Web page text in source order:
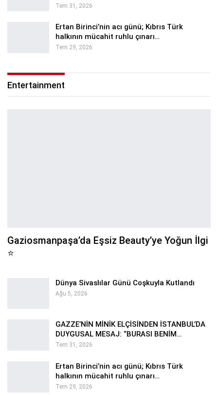
Tem 31, 2026
Ertan Birinci’nin acı günü; Kıbrıs Türk
halkının mücahit ruhlu çınarı…
Tem 29, 2026
Entertainment
Gaziosmanpaşa’da Eşsiz Beauty’ye Yoğun İlgi
⭐
Dünya Sivaslılar Günü Coşkuyla Kutlandı
Ağu 5, 2026
GAZZE’NİN MİNİK ELÇİSİNDEN İSTANBUL’DA
DUYGUSAL MESAJ: “BURASI BENİM…
Tem 31, 2026
Ertan Birinci’nin acı günü; Kıbrıs Türk
halkının mücahit ruhlu çınarı…
Tem 29, 2026